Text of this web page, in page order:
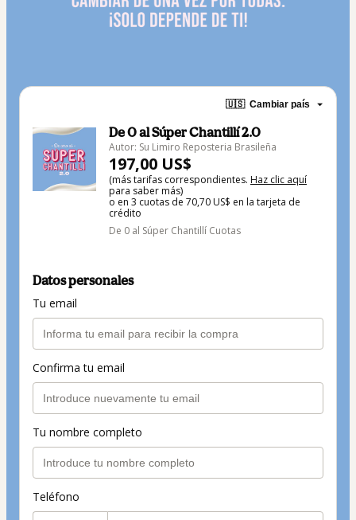
🇺🇸 Cambiar país
De 0 al Súper Chantillí 2.0
Autor: Su Limiro Reposteria Brasileña
197,00 US$
(más tarifas correspondientes. Haz clic aquí
para saber más)
o en 3 cuotas de 70,70 US$ en la tarjeta de
crédito
De 0 al Súper Chantillí Cuotas
Datos personales
Tu email
Confirma tu email
Tu nombre completo
Teléfono